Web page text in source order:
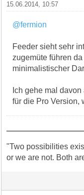
15.06.2014, 10:57
@fermion
Feeder sieht sehr
zugemüte führen
minimalistischer
Ich gehe mal
für die Pro Version,
"Two possibilities
or we are not. Both